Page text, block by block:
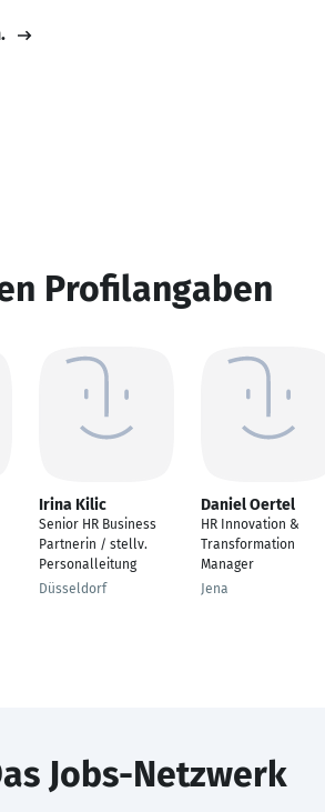
Profilangaben
Irina Kilic
Senior HR Business
Partnerin / stellv.
Personalleitung
Düsseldorf
Daniel Oertel
HR Innovation &
Transformation
Manager
Jena
Jobs-Netzwerk